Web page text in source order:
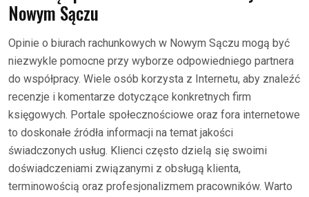
Nowym Sączu
Opinie o biurach rachunkowych w Nowym Sączu mogą być
niezwykle pomocne przy wyborze odpowiedniego partnera
do współpracy. Wiele osób korzysta z Internetu, aby znaleźć
recenzje i komentarze dotyczące konkretnych firm
księgowych. Portale społecznościowe oraz fora internetowe
to doskonałe źródła informacji na temat jakości
świadczonych usług. Klienci często dzielą się swoimi
doświadczeniami związanymi z obsługą klienta,
terminowością oraz profesjonalizmem pracowników. Warto